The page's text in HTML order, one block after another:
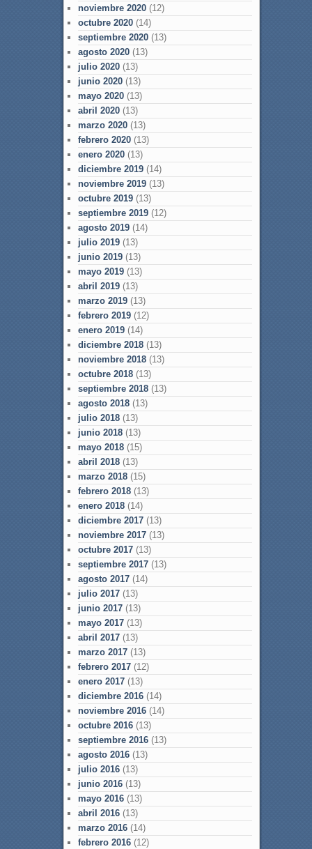
noviembre 2020(12)
octubre 2020(14)
septiembre 2020(13)
agosto 2020(13)
julio 2020(13)
junio 2020(13)
mayo 2020(13)
abril 2020(13)
marzo 2020(13)
febrero 2020(13)
enero 2020(13)
diciembre 2019(14)
noviembre 2019(13)
octubre 2019(13)
septiembre 2019(12)
agosto 2019(14)
julio 2019(13)
junio 2019(13)
mayo 2019(13)
abril 2019(13)
marzo 2019(13)
febrero 2019(12)
enero 2019(14)
diciembre 2018(13)
noviembre 2018(13)
octubre 2018(13)
septiembre 2018(13)
agosto 2018(13)
julio 2018(13)
junio 2018(13)
mayo 2018(15)
abril 2018(13)
marzo 2018(15)
febrero 2018(13)
enero 2018(14)
diciembre 2017(13)
noviembre 2017(13)
octubre 2017(13)
septiembre 2017(13)
agosto 2017(14)
julio 2017(13)
junio 2017(13)
mayo 2017(13)
abril 2017(13)
marzo 2017(13)
febrero 2017(12)
enero 2017(13)
diciembre 2016(14)
noviembre 2016(14)
octubre 2016(13)
septiembre 2016(13)
agosto 2016(13)
julio 2016(13)
junio 2016(13)
mayo 2016(13)
abril 2016(13)
marzo 2016(14)
febrero 2016(12)